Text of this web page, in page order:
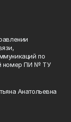
по
номер ПИ № ТУ
Анатольевна